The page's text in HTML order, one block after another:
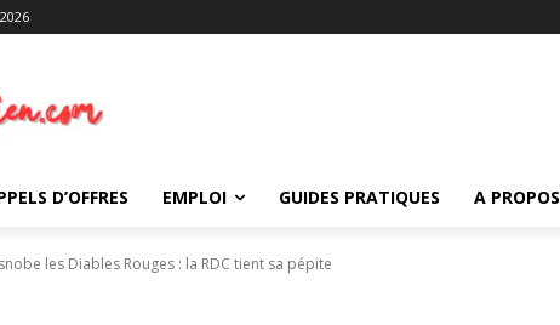
D’OFFRES EMPLOI GUIDES PRATIQUES A PROPOS
les Diables Rouges : la RDC tient sa pépite